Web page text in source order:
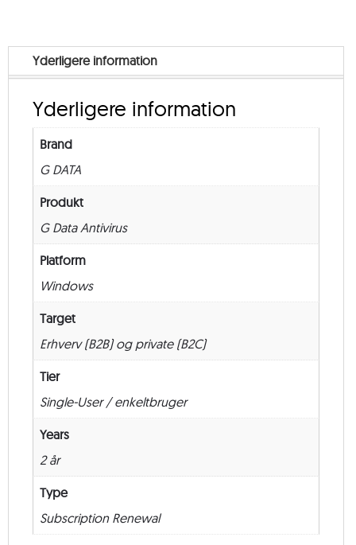
User
–
11
antal
Yderligere information
Yderligere information
Brand
G DATA
Produkt
G Data Antivirus
Platform
Windows
Target
Erhverv (B2B) og private (B2C)
Tier
Single-User / enkeltbruger
Years
2 år
Type
Subscription Renewal